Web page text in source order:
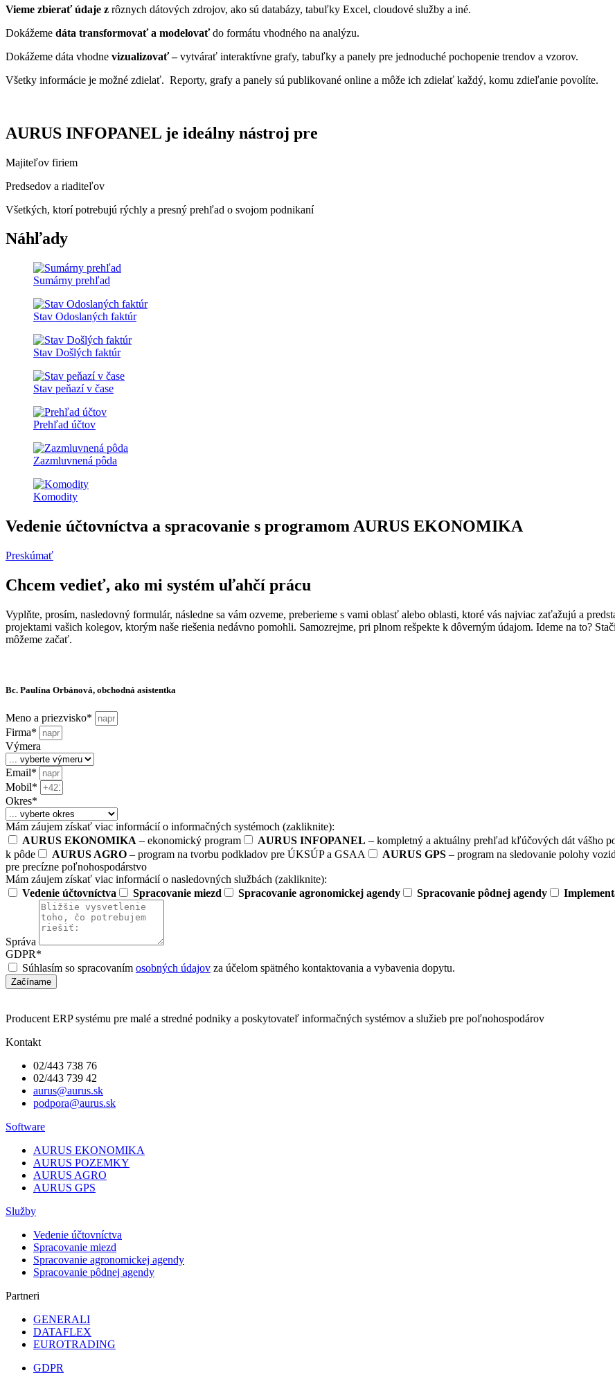
Vieme zbierať údaje z rôznych dátových zdrojov, ako sú databázy, tabuľky Excel, cloudové služby a iné.
Dokážeme dáta transformovať a modelovaťdo formátu vhodného na analýzu.
Dokážeme dáta vhodne vizualizovať –vytvárať interaktívne grafy, tabuľky a panely pre jednoduché pochopenie trendov a vzorov.
Všetky informácie je možné zdielať. Reporty, grafy a panely sú publikované online a môže ich zdielať každý, komu zdieľanie povolíte.
AURUS INFOPANEL je ideálny nástroj pre
Majiteľov firiem
Predsedov a riaditeľov
Všetkých, ktorí potrebujú rýchly a presný prehľad o svojom podnikaní
Náhľady
Sumárny prehľad
Stav Odoslaných faktúr
Stav Došlých faktúr
Stav peňazí v čase
Prehľad účtov
Zazmluvnená pôda
Komodity
Vedenie účtovníctva a spracovanie s programom AURUS EKONOMIKA
Preskúmať
Chcem vedieť, ako mi systém uľahčí prácu
Vyplňte, prosím, nasledovný formulár, následne sa vám ozveme, preberieme s vami oblasť alebo oblasti, ktoré vás najviac zaťažujú a
projektami vašich kolegov, ktorým naše riešenia nedávno pomohli. Samozrejme, pri plnom rešpekte k dôverným údajom. Ideme na to?
môžeme začať.
Bc. Paulína Orbánová, obchodná asistentka
Meno a priezvisko*
Firma*
Výmera
Email*
Mobil*
Okres*
Mám záujem získať viac informácií o informačných systémoch (zakliknite):
AURUS EKONOMIKA – ekonomický program AURUS INFOPANEL – kompletný a aktuálny prehľad kľúčových dát vášho
k pôde
AURUS AGRO – program na tvorbu podkladov pre ÚKSÚP a GSAA AURUS GPS – program na sledovanie polohy
pre precízne poľnohospodárstvo
Mám záujem získať viac informácií o nasledovných službách (zakliknite):
Vedenie účtovníctva
Spracovanie miezd Spracovanie agronomickej agendy Spracovanie pôdnej agendy
Správa
GDPR*
Súhlasím so spracovaním osobných údajov za účelom spätného kontaktovania a vybavenia dopytu.
Začíname
Producent ERP systému pre malé a stredné podniky a poskytovateľ informačných systémov a služieb pre poľnohospodárov
Kontakt
02/443 738 76
02/443 739 42
aurus@aurus.sk
podpora@aurus.sk
Software
AURUS EKONOMIKA
AURUS POZEMKY
AURUS AGRO
AURUS GPS
Služby
Vedenie účtovníctva
Spracovanie miezd
Spracovanie agronomickej agendy
Spracovanie pôdnej agendy
Partneri
GENERALI
DATAFLEX
EUROTRADING
GDPR